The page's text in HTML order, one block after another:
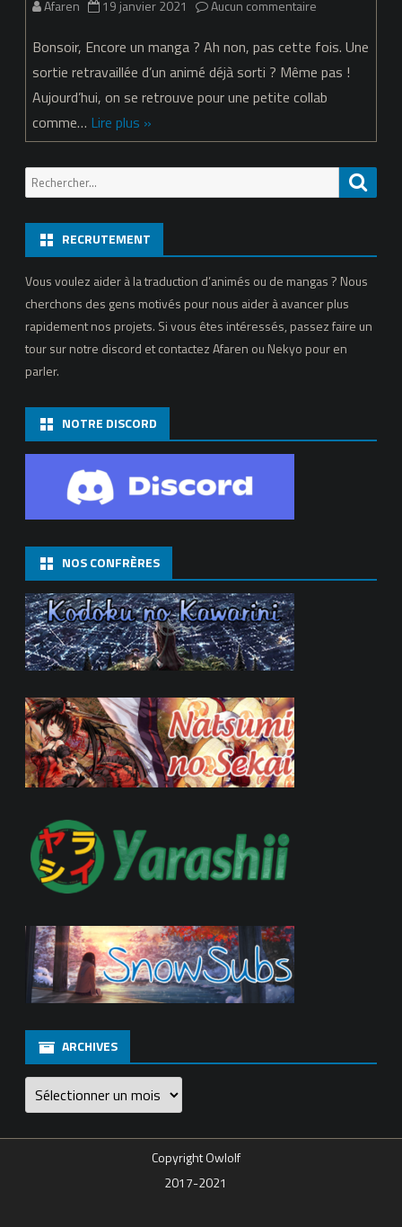
Afaren 19 janvier 2021 Aucun commentaire
Non
Biyori
Épisode
Bonsoir, Encore un manga ? Ah non, pas cette fois. Une
sortie retravaillée d’un animé déjà sorti ? Même pas !
Aujourd’hui, on se retrouve pour une petite collab
comme… Lire plus »
Recherche
pour:
RECRUTEMENT
Vous voulez aider à la traduction d’animés ou de mangas ? Nous
cherchons des gens motivés pour nous aider à avancer plus
rapidement nos projets. Si vous êtes intéressés, passez faire un
tour sur notre discord et contactez Afaren ou Nekyo pour en
parler.
NOTRE DISCORD
NOS CONFRÈRES
ARCHIVES
Archives
Copyright Owlolf
2017-2021